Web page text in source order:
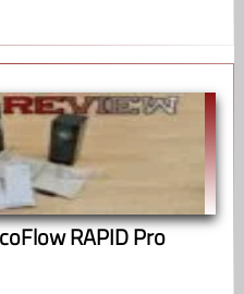
RAPID Pro